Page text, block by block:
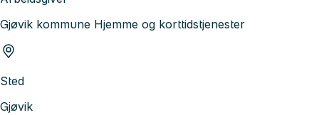
Gjøvik kommune Hjemme og korttidstjenester
Sted
Gjøvik